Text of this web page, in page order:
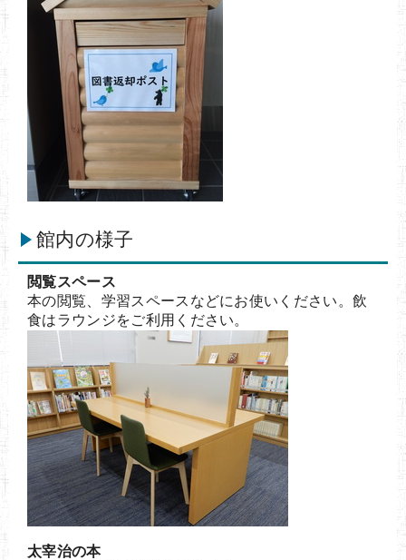
館内の様子
閲覧スペース
本の閲覧、学習スペースなどにお使いください。飲
食はラウンジをご利用ください。
太宰治の本